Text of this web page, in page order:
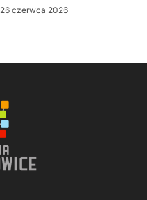
26 czerwca 2026